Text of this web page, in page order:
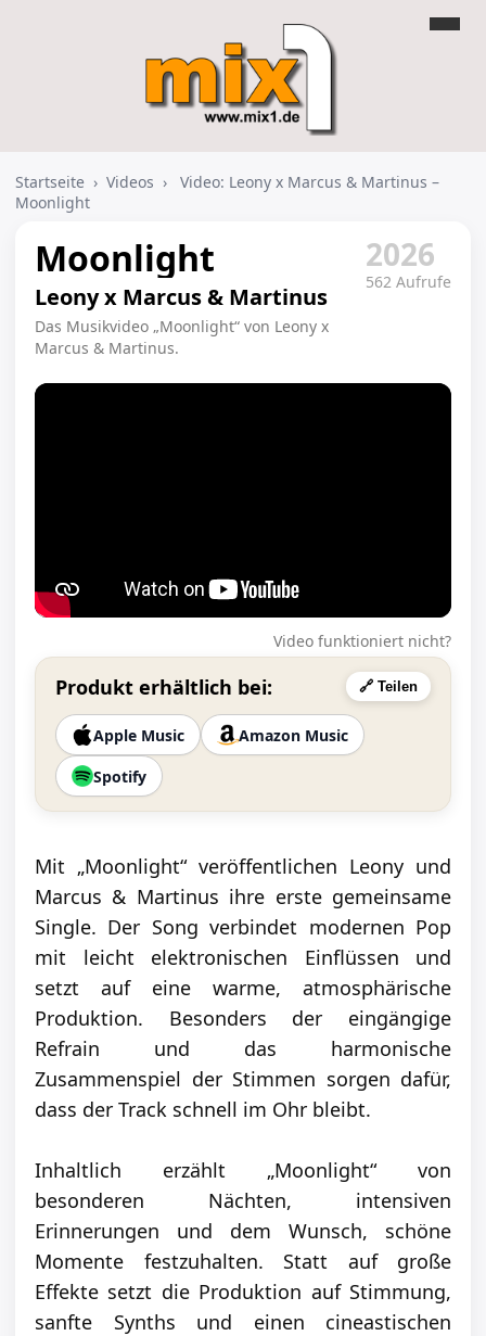
Startseite › Videos ›
Video: Leony x Marcus & Martinus –
Moonlight
Moonlight
Leony x Marcus & Martinus
Das Musikvideo „Moonlight“ von Leony x
Marcus & Martinus.
2026
562 Aufrufe
Video funktioniert nicht?
Produkt erhältlich bei: 🔗 Teilen
Apple Music
Amazon Music
Spotify
Mit „Moonlight“ veröffentlichen Leony und
Marcus & Martinus ihre erste gemeinsame
Single. Der Song verbindet modernen Pop
mit leicht elektronischen Einflüssen und
setzt auf eine warme, atmosphärische
Produktion. Besonders der eingängige
Refrain und das harmonische
Zusammenspiel der Stimmen sorgen dafür,
dass der Track schnell im Ohr bleibt.
Inhaltlich erzählt „Moonlight“ von
besonderen Nächten, intensiven
Erinnerungen und dem Wunsch, schöne
Momente festzuhalten. Statt auf große
Effekte setzt die Produktion auf Stimmung,
sanfte Synths und einen cineastischen